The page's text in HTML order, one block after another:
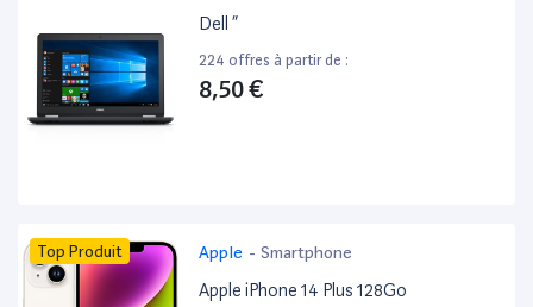
Dell ”
224 offres à partir de :
8,50 €
Top Produit Apple - Smartphone
Apple iPhone 14 Plus 128Go